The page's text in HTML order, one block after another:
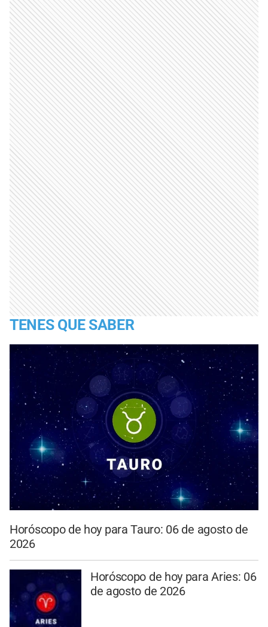
TENES QUE SABER
Horóscopo de hoy para Tauro: 06 de agosto de
2026
Horóscopo de hoy para Aries: 06
de agosto de 2026